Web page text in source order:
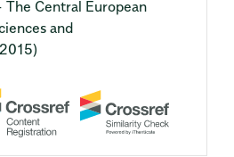
The Central European
and